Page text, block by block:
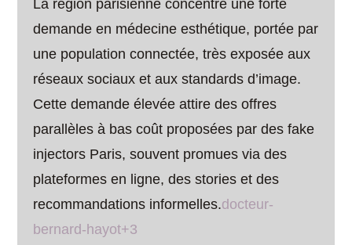
La région parisienne concentre une forte
demande en médecine esthétique, portée par
une population connectée, très exposée aux
réseaux sociaux et aux standards d’image.
Cette demande élevée attire des offres
parallèles à bas coût proposées par des fake
injectors Paris, souvent promues via des
plateformes en ligne, des stories et des
recommandations informelles.docteur-
bernard-hayot+3